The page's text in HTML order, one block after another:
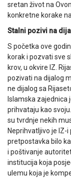
sretan život na
konkretne korake
Stalni pozivi na
S početka ove
korak i pozvati sve
krov, u okvire IZ.
pozivati na dijalog
ne dijalog sa
Islamska zajednica
prihvataju kao
su tvrdnje nekih
Neprihvatljivo je IZ-
pretpostavka bilo
i poštivanje
institucija koja
ulemu koja je